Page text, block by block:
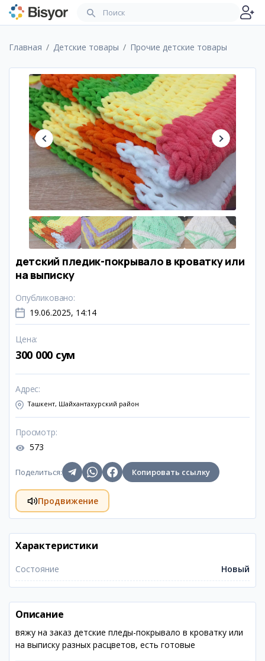
Главная Детские товары Прочие детские товары
детский пледик-покрывало в кроватку или
на выписку
Опубликовано:
19.06.2025, 14:14
Цена:
300 000 сум
Адрес:
Ташкент, Шайхантахурский район
Просмотр:
573
Поделиться: Копировать ссылку
Продвижение
Характеристики
Состояние Новый
Описание
вяжу на заказ детские пледы-покрывало в кроватку или
на выписку разных расцветов, есть готовые